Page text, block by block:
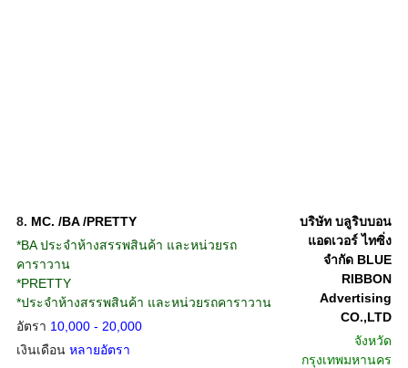
8. MC. /BA /PRETTY
*BA ประจำห้างสรรพสินค้า และหน่วยรถ
คาราวาน
*PRETTY
*ประจำห้างสรรพสินค้า และหน่วยรถคาราวาน
อัตรา 10,000 - 20,000
เงินเดือน หลายอัตรา
บริษัท บลูริบบอน
แอดเวอร์ ไทซิ่ง
จำกัด BLUE
RIBBON
Advertising
CO.,LTD
จังหวัด
กรุงเทพมหานคร